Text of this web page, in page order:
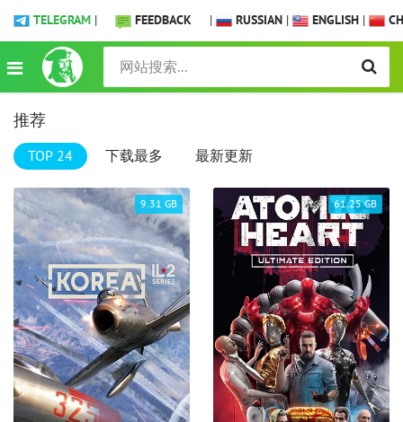
TELEGRAM | FEEDBACK | RUSSIAN | ENGLISH |
推荐
TOP 24 下载最多 最新更新
9.31 GB 61.25 GB